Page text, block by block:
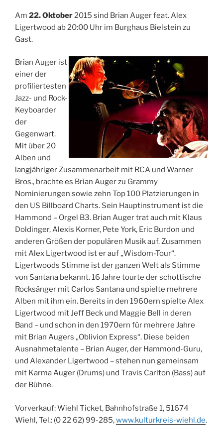
Am 22. Oktober2015 sind Brian Auger feat. Alex
Ligertwood ab 20:00 Uhr im Burghaus Bielstein zu
Gast.
Brian Auger ist
einer der
profiliertesten
Jazz- und Rock-
Keyboarder
der
Gegenwart.
Mit über 20
Alben und
langjähriger Zusammenarbeit mit RCA und Warner
Bros., brachte es Brian Auger zu Grammy
Nominierungen sowie zehn Top 100 Platzierungen in
den US Billboard Charts. Sein Hauptinstrument ist die
Hammond – Orgel B3. Brian Auger trat auch mit Klaus
Doldinger, Alexis Korner, Pete York, Eric Burdon und
anderen Größen der populären Musik auf. Zusammen
mit Alex Ligertwood ist er auf „Wisdom-Tour“.
Ligertwoods Stimme ist der ganzen Welt als Stimme
von Santana bekannt. 16 Jahre tourte der schottische
Rocksänger mit Carlos Santana und spielte mehrere
Alben mit ihm ein. Bereits in den 1960ern spielte Alex
Ligertwood mit Jeff Beck und Maggie Bell in deren
Band – und schon in den 1970ern für mehrere Jahre
mit Brian Augers „Oblivion Express“. Diese beiden
Ausnahmetalente – Brian Auger, der Hammond-Guru,
und Alexander Ligertwood – stehen nun gemeinsam
mit Karma Auger (Drums) und Travis Carlton (Bass) auf
der Bühne.
Vorverkauf: Wiehl Ticket, Bahnhofstraße 1, 51674
Wiehl, Tel.: (0 22 62) 99-285,www.kulturkreis-wiehl.de.